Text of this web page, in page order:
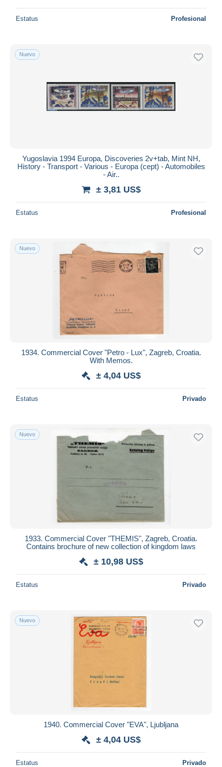
Estatus Profesional
Nuevo
Yugoslavia 1994 Europa, Discoveries 2v+tab, Mint NH,
History - Transport - Various - Europa (cept) - Automobiles
- Air..
± 3,81 US$
Estatus Profesional
Nuevo
1934. Commercial Cover "Petro - Lux", Zagreb, Croatia.
With Memos.
± 4,04 US$
Estatus Privado
Nuevo
1933. Commercial Cover "THEMIS", Zagreb, Croatia.
Contains brochure of new collection of kingdom laws
± 10,98 US$
Estatus Privado
Nuevo
1940. Commercial Cover "EVA", Ljubljana
± 4,04 US$
Estatus Privado